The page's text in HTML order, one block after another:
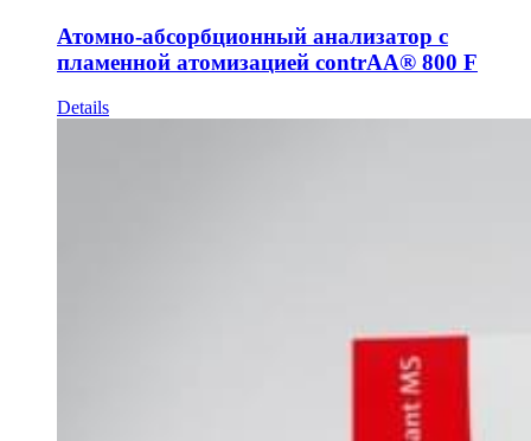
Атомно-абсорбционный анализатор с
пламенной атомизацией contrAA® 800 F
Details